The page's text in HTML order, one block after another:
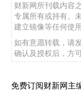
财新网所刊载内容
专属所有或持有。
建立镜像等任何使用
如有意愿转载，请
确认及授权后，方
免费订阅财新网主